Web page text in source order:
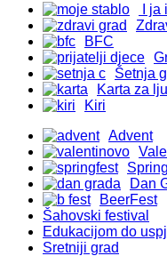
I
BFC
Šetnja
Karta za
Kiri
Advent
Dan
BeerFest
Šahovski festival
Edukacijom do
Sretniji grad